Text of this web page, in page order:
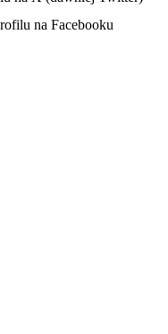
na Facebooku